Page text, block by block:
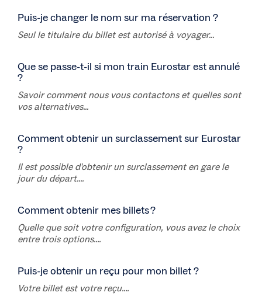
Puis-je changer le nom sur ma réservation ?
Seul le titulaire du billet est autorisé à voyager...
Que se passe-t-il si mon train Eurostar est annulé
?
Savoir comment nous vous contactons et quelles sont
vos alternatives...
Comment obtenir un surclassement sur Eurostar
?
Il est possible d'obtenir un surclassement en gare le
jour du départ....
Comment obtenir mes billets ?
Quelle que soit votre configuration, vous avez le choix
entre trois options....
Puis-je obtenir un reçu pour mon billet ?
Votre billet est votre reçu....